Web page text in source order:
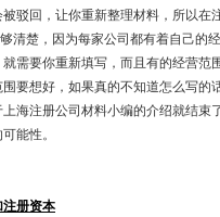
驳回，让你重新整理材料，所以在
楚，因为每家公司都有着自己的
需要你重新填写，而且有的经营
要想好，如果真的不知道怎么写的
注册公司材料小编的介绍就结束
能性。
注册资本